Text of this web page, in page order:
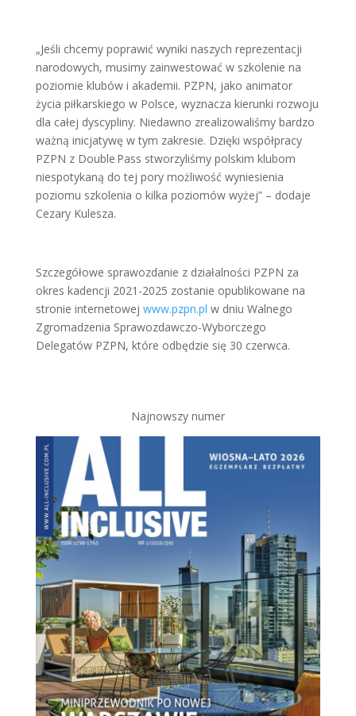
„Jeśli chcemy poprawić wyniki naszych reprezentacji
narodowych, musimy zainwestować w szkolenie na
poziomie klubów i akademii. PZPN, jako animator
życia piłkarskiego w Polsce, wyznacza kierunki rozwoju
dla całej dyscypliny. Niedawno zrealizowaliśmy bardzo
ważną inicjatywę w tym zakresie. Dzięki współpracy
PZPN z Double Pass stworzyliśmy polskim klubom
niespotykaną do tej pory możliwość wyniesienia
poziomu szkolenia o kilka poziomów wyżej” – dodaje
Cezary Kulesza.
Szczegółowe sprawozdanie z działalności PZPN za
okres kadencji 2021-2025 zostanie opublikowane na
stronie internetowej www.pzpn.pl w dniu Walnego
Zgromadzenia Sprawozdawczo-Wyborczego
Delegatów PZPN, które odbędzie się 30 czerwca.
Najnowszy numer